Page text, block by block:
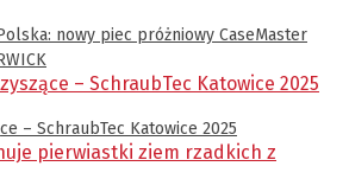
nowy piec próżniowy CaseMaster
– SchraubTec Katowice 2025